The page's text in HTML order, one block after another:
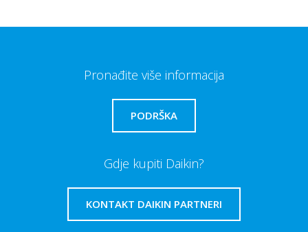
Pronađite više informacija
PODRŠKA
Gdje kupiti Daikin?
KONTAKT DAIKIN PARTNERI